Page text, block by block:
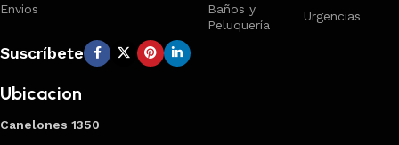
Envios
Baños y
Peluquería
Urgencias
Suscríbete
Ubicacion
Canelones 1350